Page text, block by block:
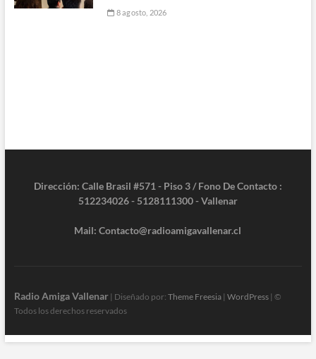
8 agosto, 2026
Dirección: Calle Brasil #571 - Piso 3 / Fono De Contacto :
512234026 - 5128111300 - Vallenar
Mail: Contacto@radioamigavallenar.cl
Radio Amiga Vallenar| Diseñado por: Theme Freesia| WordPress| ©
Todos los derechos reservados